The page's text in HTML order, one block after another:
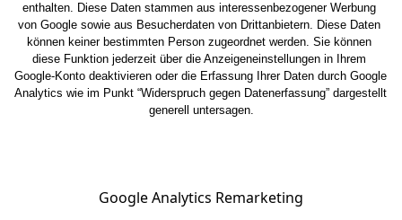
enthalten. Diese Daten stammen aus interessenbezogener Werbung
von Google sowie aus Besucherdaten von Drittanbietern. Diese Daten
können keiner bestimmten Person zugeordnet werden. Sie können
diese Funktion jederzeit über die Anzeigeneinstellungen in Ihrem
Google-Konto deaktivieren oder die Erfassung Ihrer Daten durch Google
Analytics wie im Punkt “Widerspruch gegen Datenerfassung” dargestellt
generell untersagen.
Google Analytics Remarketing